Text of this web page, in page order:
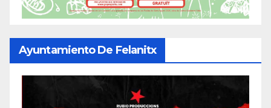
Ayuntamiento De Felanitx